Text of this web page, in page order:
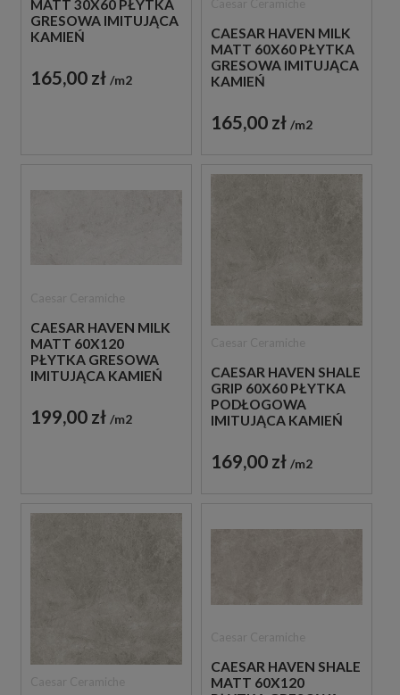
MATT 30X60 PŁYTKA
GRESOWA IMITUJĄCA
KAMIEŃ
165,00 zł m2
CAESAR HAVEN MILK
MATT 60X60 PŁYTKA
GRESOWA IMITUJĄCA
KAMIEŃ
165,00 zł m2
CAESAR HAVEN MILK
MATT 60X120
PŁYTKA GRESOWA
IMITUJĄCA KAMIEŃ
199,00 zł m2
CAESAR HAVEN SHALE
GRIP 60X60 PŁYTKA
PODŁOGOWA
IMITUJĄCA KAMIEŃ
169,00 zł m2
CAESAR HAVEN SHALE
MATT 60X120